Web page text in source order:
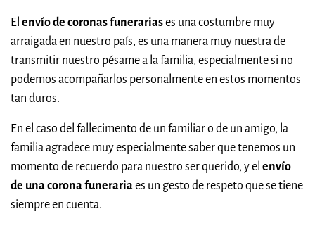
El envío de coronas funerariases una costumbre muy
arraigada en nuestro país, es una manera muy nuestra de
transmitir nuestro pésame a la familia, especialmente si no
podemos acompañarlos personalmente en estos momentos
tan duros.
En el caso del fallecimento de un familiar o de un amigo, la
familia agradece muy especialmente saber que tenemos un
momento de recuerdo para nuestro ser querido, y el envío
de una corona funerariaes un gesto de respeto que se tiene
siempre en cuenta.